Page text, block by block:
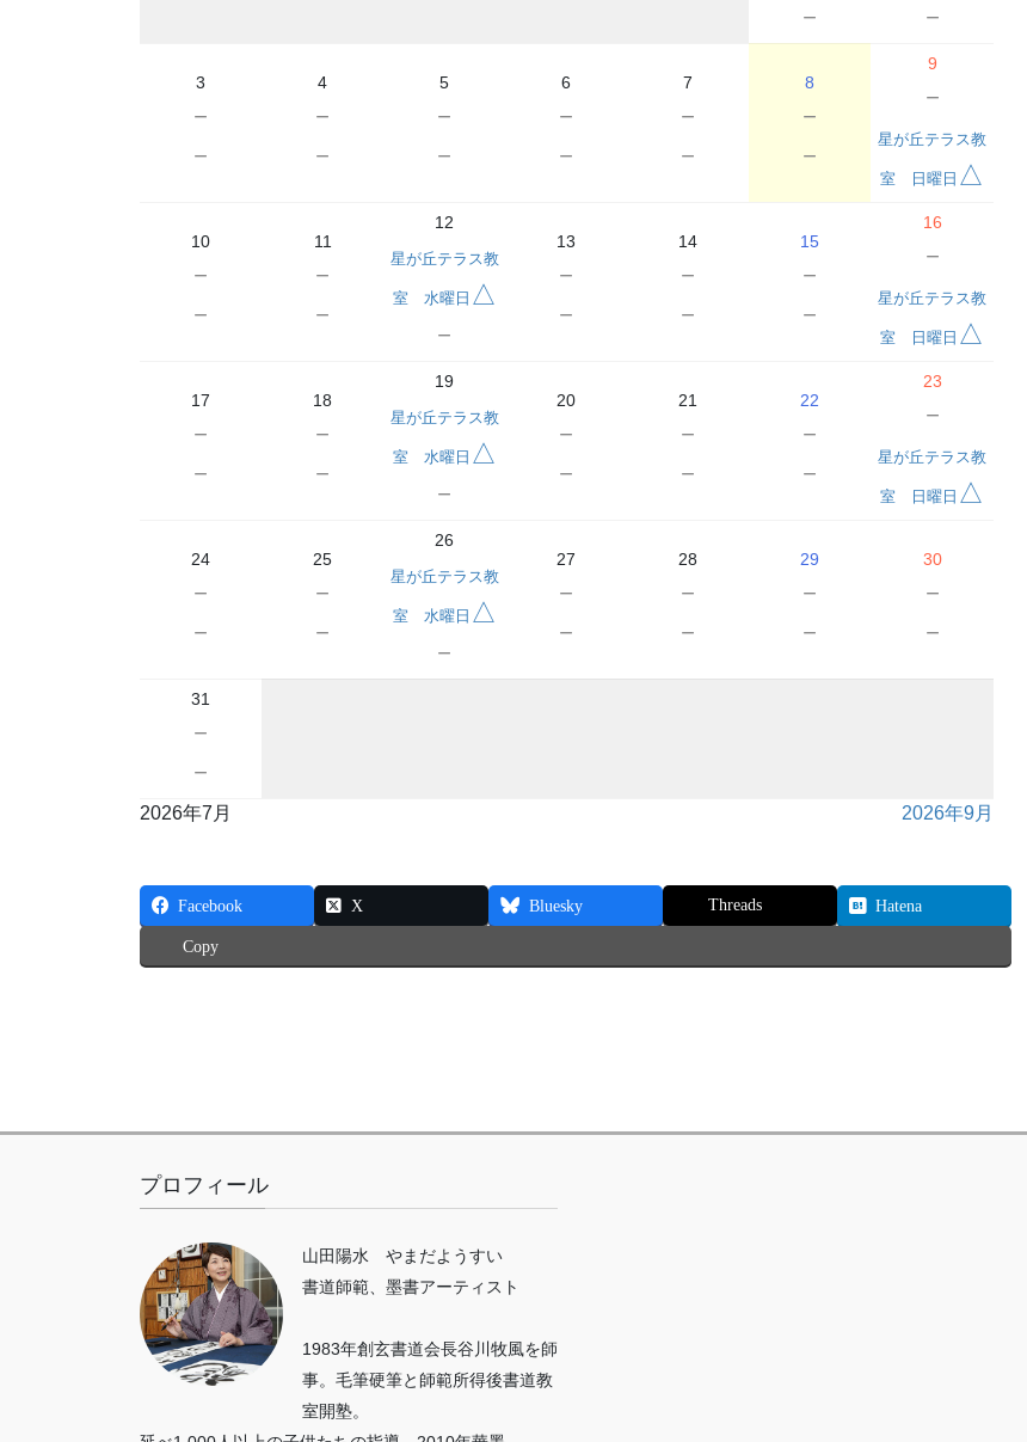
－
－
3
－
－
4
－
－
5
－
－
6
－
－
7
－
－
8
－
－
9
－
星が丘テラス教
室 日曜日 △
10
－
－
11
－
－
12
星が丘テラス教
室 水曜日 △
－
13
－
－
14
－
－
15
－
－
16
－
星が丘テラス教
室 日曜日 △
17
－
－
18
－
－
19
星が丘テラス教
室 水曜日 △
－
20
－
－
21
－
－
22
－
－
23
－
星が丘テラス教
室 日曜日 △
24
－
－
25
－
－
26
星が丘テラス教
室 水曜日 △
－
27
－
－
28
－
－
29
－
－
30
－
－
31
－
－
2026年7月 2026年9月
Facebook X Bluesky Threads Hatena
Copy
プロフィール
山田陽水 やまだようすい
書道師範、墨書アーティスト
1983年創玄書道会長谷川牧風を師
事。毛筆硬筆と師範所得後書道教
室開塾。